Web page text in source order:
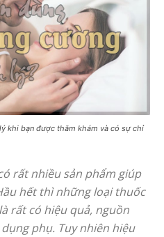
khi bạn được thăm khám và có sự chỉ
rất nhiều sản phẩm giúp
hết thì những loại thuốc
rất có hiệu quả, nguồn
phụ. Tuy nhiên hiệu